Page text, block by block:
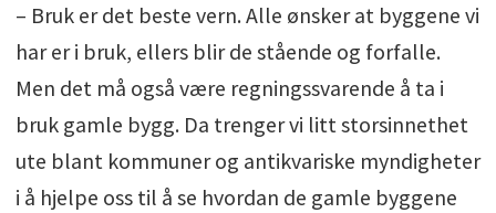
– Bruk er det beste vern. Alle ønsker at byggene vi
har er i bruk, ellers blir de stående og forfalle.
Men det må også være regningssvarende å ta i
bruk gamle bygg. Da trenger vi litt storsinnethet
ute blant kommuner og antikvariske myndigheter
i å hjelpe oss til å se hvordan de gamle byggene